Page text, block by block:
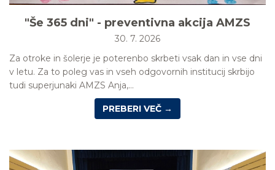
"Še 365 dni" - preventivna akcija AMZS
30. 7. 2026
Za otroke in šolerje je poterenbo skrbeti vsak dan in vse dni
v letu. Za to poleg vas in vseh odgovornih institucij skrbijo
tudi superjunaki AMZS Anja,...
PREBERI VEČ →